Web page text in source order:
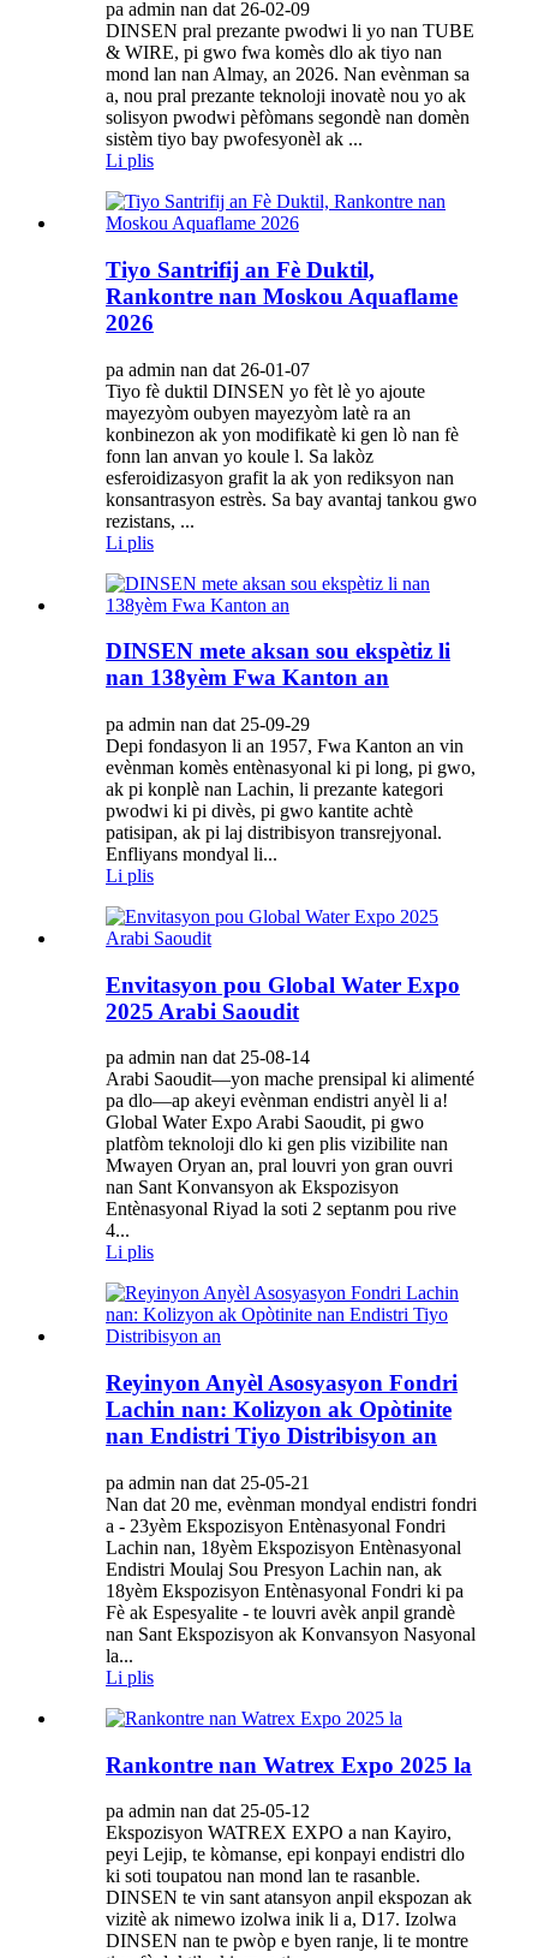
pa admin nan dat 26-02-09
DINSEN pral prezante pwodwi li yo nan TUBE
& WIRE, pi gwo fwa komès dlo ak tiyo nan
mond lan nan Almay, an 2026. Nan evènman sa
a, nou pral prezante teknoloji inovatè nou yo ak
solisyon pwodwi pèfòmans segondè nan domèn
sistèm tiyo bay pwofesyonèl ak ...
Li plis
Tiyo Santrifij an Fè Duktil,
Rankontre nan Moskou Aquaflame
2026
pa admin nan dat 26-01-07
Tiyo fè duktil DINSEN yo fèt lè yo ajoute
mayezyòm oubyen mayezyòm latè ra an
konbinezon ak yon modifikatè ki gen lò nan fè
fonn lan anvan yo koule l. Sa lakòz
esferoidizasyon grafit la ak yon rediksyon nan
konsantrasyon estrès. Sa bay avantaj tankou gwo
rezistans, ...
Li plis
DINSEN mete aksan sou ekspètiz li
nan 138yèm Fwa Kanton an
pa admin nan dat 25-09-29
Depi fondasyon li an 1957, Fwa Kanton an vin
evènman komès entènasyonal ki pi long, pi gwo,
ak pi konplè nan Lachin, li prezante kategori
pwodwi ki pi divès, pi gwo kantite achtè
patisipan, ak pi laj distribisyon transrejyonal.
Enfliyans mondyal li...
Li plis
Envitasyon pou Global Water Expo
2025 Arabi Saoudit
pa admin nan dat 25-08-14
Arabi Saoudit—yon mache prensipal ki alimenté
pa dlo—ap akeyi evènman endistri anyèl li a!
Global Water Expo Arabi Saoudit, pi gwo
platfòm teknoloji dlo ki gen plis vizibilite nan
Mwayen Oryan an, pral louvri yon gran ouvri
nan Sant Konvansyon ak Ekspozisyon
Entènasyonal Riyad la soti 2 septanm pou rive
4...
Li plis
Reyinyon Anyèl Asosyasyon Fondri
Lachin nan: Kolizyon ak Opòtinite
nan Endistri Tiyo Distribisyon an
pa admin nan dat 25-05-21
Nan dat 20 me, evènman mondyal endistri fondri
a - 23yèm Ekspozisyon Entènasyonal Fondri
Lachin nan, 18yèm Ekspozisyon Entènasyonal
Endistri Moulaj Sou Presyon Lachin nan, ak
18yèm Ekspozisyon Entènasyonal Fondri ki pa
Fè ak Espesyalite - te louvri avèk anpil grandè
nan Sant Ekspozisyon ak Konvansyon Nasyonal
la...
Li plis
Rankontre nan Watrex Expo 2025 la
pa admin nan dat 25-05-12
Ekspozisyon WATREX EXPO a nan Kayiro,
peyi Lejip, te kòmanse, epi konpayi endistri dlo
ki soti toupatou nan mond lan te rasanble.
DINSEN te vin sant atansyon anpil ekspozan ak
vizitè ak nimewo izolwa inik li a, D17. Izolwa
DINSEN nan te pwòp e byen ranje, li te montre